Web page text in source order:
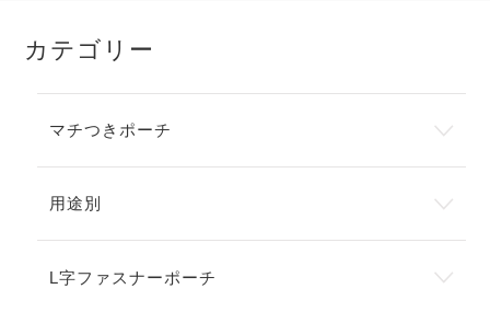
カテゴリー
マチつきポーチ
用途別
L字ファスナーポーチ